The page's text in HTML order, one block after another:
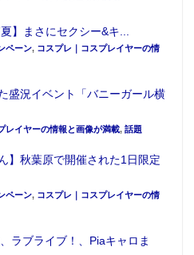
×TVアニメ『艦これ』特製
される。
】まさにセクシー&キ...
ペーン, コスプレ｜コスプレイヤーの情
盛況イベント「バニーガール横
レイヤーの情報と画像が満載, 話題
】秋葉原で開催された1日限定
ペーン, コスプレ｜コスプレイヤーの情
ラブライブ！、Piaキャロま